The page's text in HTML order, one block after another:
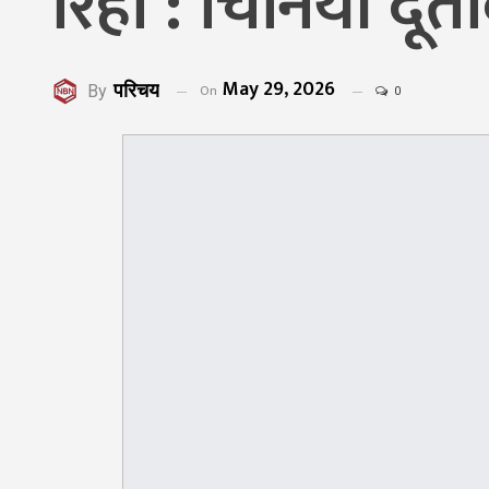
By परिचय On May 29, 2026 0